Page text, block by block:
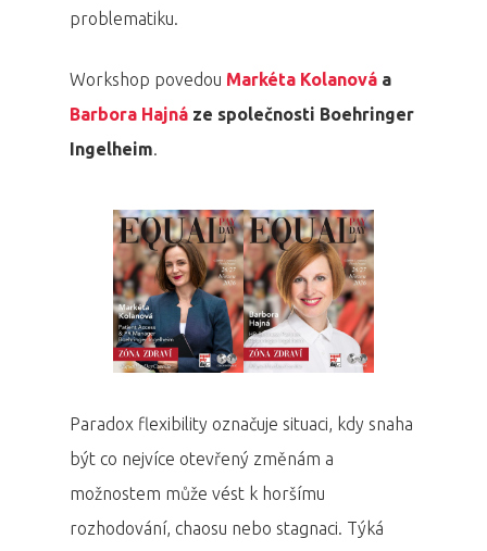
problematiku.
Workshop povedou Markéta Kolanová a
Barbora Hajná ze společnosti Boehringer
Ingelheim.
Paradox flexibility označuje situaci, kdy snaha
být co nejvíce otevřený změnám a
možnostem může vést k horšímu
rozhodování, chaosu nebo stagnaci. Týká